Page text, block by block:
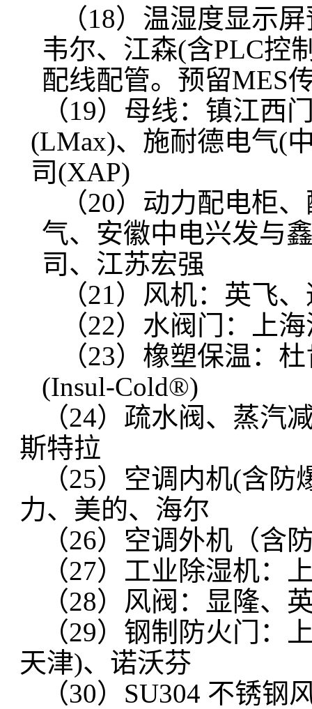
（18）温湿度显示
韦尔、江森(含PLC控
配线配管。预留MES
（19）母线：镇江西
(LMax)、施耐德电气(
司(XAP)
（20）动力配电柜
气、安徽中电兴发与
司、江苏宏强
（21）风机：英飞
（22）水阀门：上
（23）橡塑保温：
(Insul-Cold®)
（24）疏水阀、蒸汽
斯特拉
（25）空调内机(含
力、美的、海尔
（26）空调外机（含
（27）工业除湿机：
（28）风阀：显隆、
（29）钢制防火门：
天津)、诺沃芬
（30）SU304 不锈